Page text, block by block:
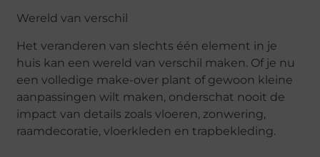
Wereld van verschil
Het veranderen van slechts één element in je
huis kan een wereld van verschil maken. Of je nu
een volledige make-over plant of gewoon kleine
aanpassingen wilt maken, onderschat nooit de
impact van details zoals vloeren, zonwering,
raamdecoratie, vloerkleden en trapbekleding.